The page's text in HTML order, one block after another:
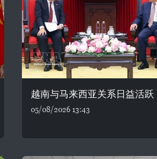
越南与马来西亚关系日益活跃
05/08/2026 13:43